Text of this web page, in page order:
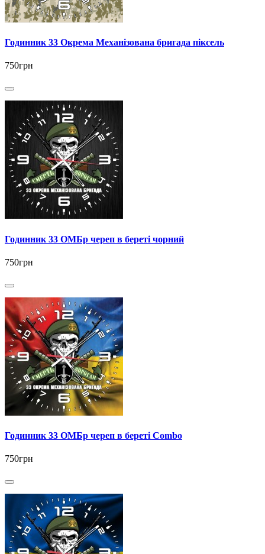
Годинник 33 Окрема Механізована бригада піксель
750грн
Годинник 33 ОМБр череп в береті чорний
750грн
Годинник 33 ОМБр череп в береті Combo
750грн